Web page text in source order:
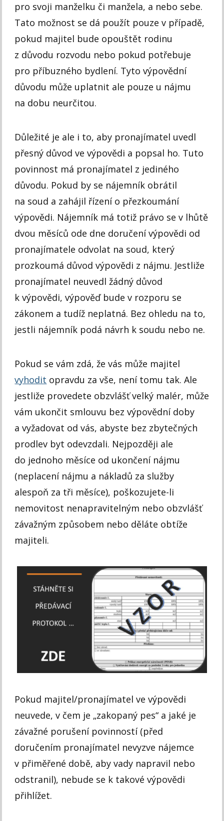
pro svoji manželku či manžela, a nebo sebe.
Tato možnost se dá použít pouze v případě,
pokud majitel bude opouštět rodinu
z důvodu rozvodu nebo pokud potřebuje
pro příbuzného bydlení. Tyto výpovědní
důvodu může uplatnit ale pouze u nájmu
na dobu neurčitou.
Důležité je ale i to, aby pronajímatel uvedl
přesný důvod ve výpovědi a popsal ho. Tuto
povinnost má pronajímatel z jediného
důvodu. Pokud by se nájemník obrátil
na soud a zahájil řízení o přezkoumání
výpovědi. Nájemník má totiž právo se v lhůtě
dvou měsíců ode dne doručení výpovědi od
pronajímatele odvolat na soud, který
prozkoumá důvod výpovědi z nájmu. Jestliže
pronajímatel neuvedl žádný důvod
k výpovědi, výpověď bude v rozporu se
zákonem a tudíž neplatná. Bez ohledu na to,
jestli nájemník podá návrh k soudu nebo ne.
Pokud se vám zdá, že vás může majitel
vyhodit opravdu za vše, není tomu tak. Ale
jestliže provedete obzvlášť velký malér, může
vám ukončit smlouvu bez výpovědní doby
a vyžadovat od vás, abyste bez zbytečných
prodlev byt odevzdali. Nejpozději ale
do jednoho měsíce od ukončení nájmu
(neplacení nájmu a nákladů za služby
alespoň za tři měsíce), poškozujete-li
nemovitost nenapravitelným nebo obzvlášť
závažným způsobem nebo děláte obtíže
majiteli.
Pokud majitel/pronajímatel ve výpovědi
neuvede, v čem je „zakopaný pes“ a jaké je
závažné porušení povinností (před
doručením pronajímatel nevyzve nájemce
v přiměřené době, aby vady napravil nebo
odstranil), nebude se k takové výpovědi
přihlížet.